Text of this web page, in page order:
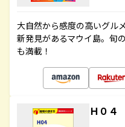
大自然から感度の高いグル
新発見があるマウイ島。旬
も満載！
Ｈ０